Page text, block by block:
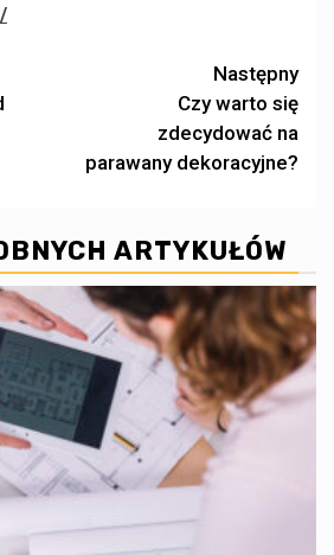
Następny
Czy warto się
zdecydować na
parawany dekoracyjne?
ARTYKUŁÓW